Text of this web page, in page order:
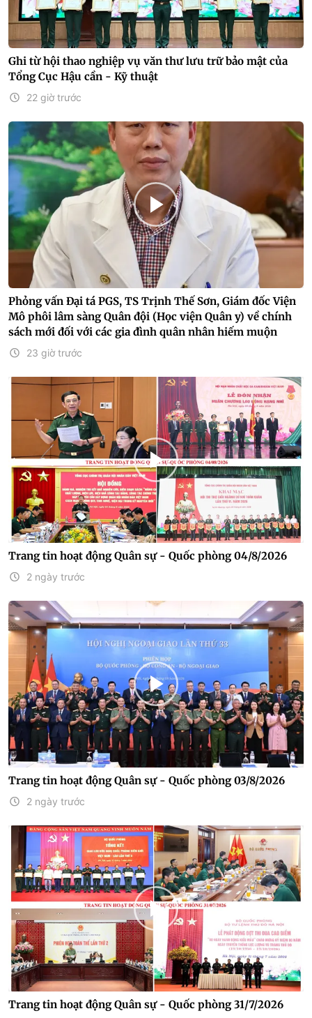
Ghi từ hội thao nghiệp vụ văn thư lưu trữ bảo mật của
Tổng Cục Hậu cần - Kỹ thuật
22 giờ trước
Phỏng vấn Đại tá PGS, TS Trịnh Thế Sơn, Giám đốc Viện
Mô phôi lâm sàng Quân đội (Học viện Quân y) về chính
sách mới đối với các gia đình quân nhân hiếm muộn
23 giờ trước
Trang tin hoạt động Quân sự - Quốc phòng 04/8/2026
2 ngày trước
Trang tin hoạt động Quân sự - Quốc phòng 03/8/2026
2 ngày trước
Trang tin hoạt động Quân sự - Quốc phòng 31/7/2026